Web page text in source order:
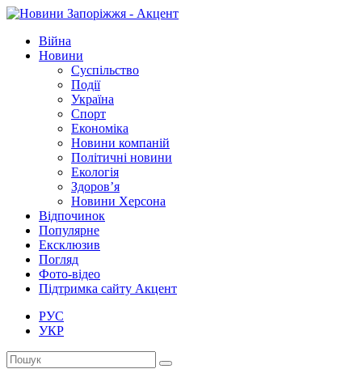
Війна
Новини
Суспільство
Події
Україна
Спорт
Економіка
Новини компаній
Політичні новини
Екологія
Здоров’я
Новини Херсона
Відпочинок
Популярне
Ексклюзив
Погляд
Фото-відео
Підтримка сайту Акцент
РУС
УКР